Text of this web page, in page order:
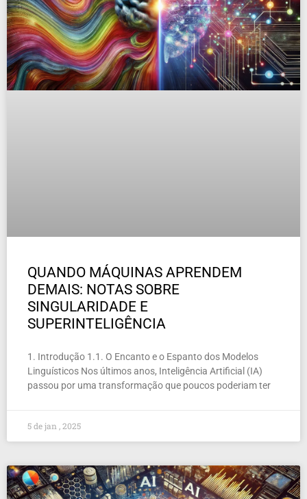
QUANDO MÁQUINAS APRENDEM
DEMAIS: NOTAS SOBRE
SINGULARIDADE E
SUPERINTELIGÊNCIA
1. Introdução 1.1. O Encanto e o Espanto dos Modelos
Linguísticos Nos últimos anos, Inteligência Artificial (IA)
passou por uma transformação que poucos poderiam ter
5 de jan , 2025